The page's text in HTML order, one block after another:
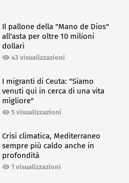
Il pallone della "Mano de Dios"
all'asta per oltre 10 milioni
dollari
43 visualizzazioni
I migranti di Ceuta: "Siamo
venuti qui in cerca di una vita
migliore"
5 visualizzazioni
Crisi climatica, Mediterraneo
sempre più caldo anche in
profondità
1 visualizzazioni